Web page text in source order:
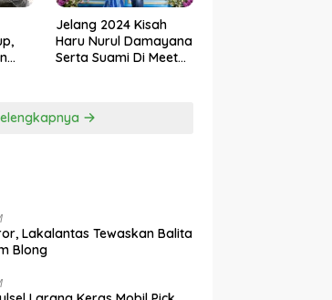
Jelang 2024 Kisah
Haru Nurul Damayana
Serta Suami Di Meet
Lakalantas Tewaskan Balita
Blong